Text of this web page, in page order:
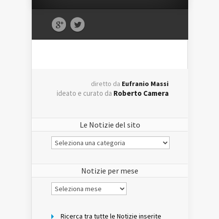
diretto da Eufranio Massi
ideato e curato da Roberto Camera
Le Notizie del sito
Le
Notizie
Notizie per mese
Notizie
per
Ricerca tra tutte le Notizie inserite